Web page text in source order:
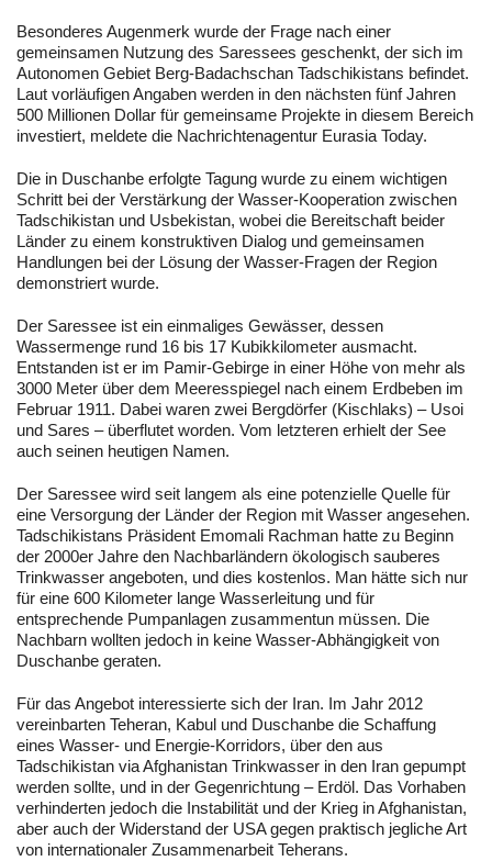
Besonderes Augenmerk wurde der Frage nach einer
gemeinsamen Nutzung des Saressees geschenkt, der sich im
Autonomen Gebiet Berg-Badachschan Tadschikistans befindet.
Laut vorläufigen Angaben werden in den nächsten fünf Jahren
500 Millionen Dollar für gemeinsame Projekte in diesem Bereich
investiert, meldete die Nachrichtenagentur Eurasia Today.
Die in Duschanbe erfolgte Tagung wurde zu einem wichtigen
Schritt bei der Verstärkung der Wasser-Kooperation zwischen
Tadschikistan und Usbekistan, wobei die Bereitschaft beider
Länder zu einem konstruktiven Dialog und gemeinsamen
Handlungen bei der Lösung der Wasser-Fragen der Region
demonstriert wurde.
Der Saressee ist ein einmaliges Gewässer, dessen
Wassermenge rund 16 bis 17 Kubikkilometer ausmacht.
Entstanden ist er im Pamir-Gebirge in einer Höhe von mehr als
3000 Meter über dem Meeresspiegel nach einem Erdbeben im
Februar 1911. Dabei waren zwei Bergdörfer (Kischlaks) – Usoi
und Sares – überflutet worden. Vom letzteren erhielt der See
auch seinen heutigen Namen.
Der Saressee wird seit langem als eine potenzielle Quelle für
eine Versorgung der Länder der Region mit Wasser angesehen.
Tadschikistans Präsident Emomali Rachman hatte zu Beginn
der 2000er Jahre den Nachbarländern ökologisch sauberes
Trinkwasser angeboten, und dies kostenlos. Man hätte sich nur
für eine 600 Kilometer lange Wasserleitung und für
entsprechende Pumpanlagen zusammentun müssen. Die
Nachbarn wollten jedoch in keine Wasser-Abhängigkeit von
Duschanbe geraten.
Für das Angebot interessierte sich der Iran. Im Jahr 2012
vereinbarten Teheran, Kabul und Duschanbe die Schaffung
eines Wasser- und Energie-Korridors, über den aus
Tadschikistan via Afghanistan Trinkwasser in den Iran gepumpt
werden sollte, und in der Gegenrichtung – Erdöl. Das Vorhaben
verhinderten jedoch die Instabilität und der Krieg in Afghanistan,
aber auch der Widerstand der USA gegen praktisch jegliche Art
von internationaler Zusammenarbeit Teherans.